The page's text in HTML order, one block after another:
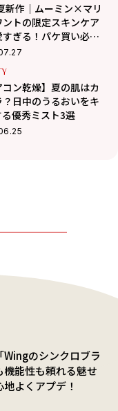
新作｜ムーミン×マリ
ントの限定スキンケア
ぎる！パケ買い必至
悩みも優秀ケア
コン乾燥】夏の肌はカ
？日中のうるおいをキ
る優秀ミスト3選
Wingのシンクロブラ
機能性も頼れる魅せ
よくアプデ！